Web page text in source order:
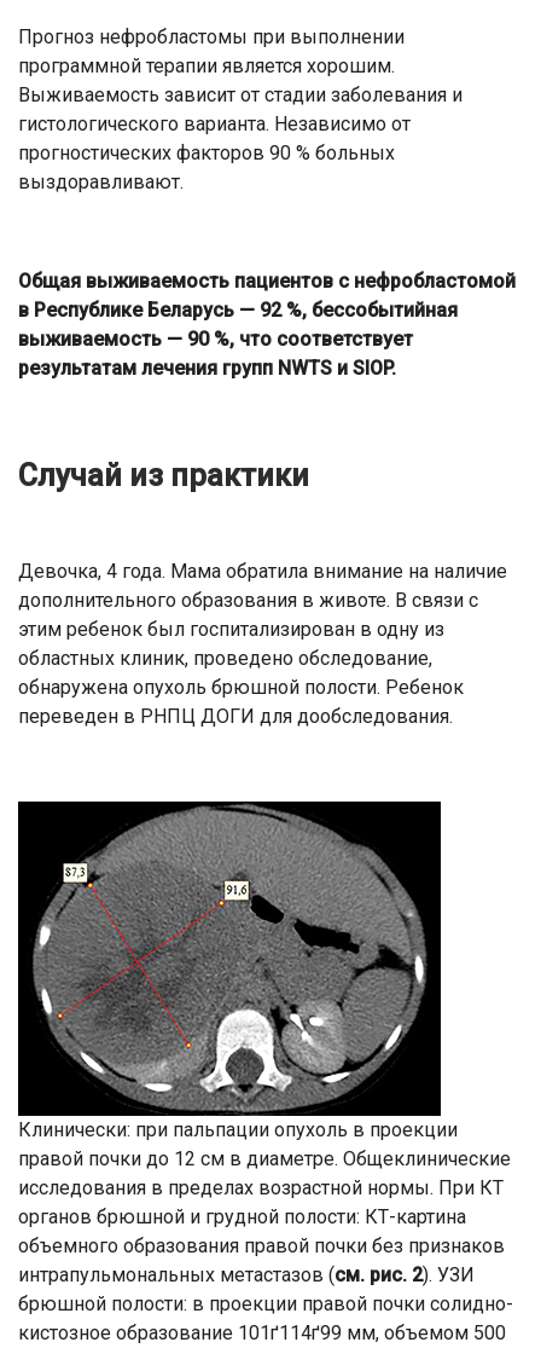
Прогноз нефробластомы при выполнении
программной терапии является хорошим.
Выживаемость зависит от стадии заболевания и
гистологического варианта. Независимо от
прогностических факторов 90 % больных
выздоравливают.
Общая выживаемость пациентов с нефробластомой
в Республике Беларусь — 92 %, бессобытийная
выживаемость — 90 %, что соответствует
результатам лечения групп NWTS и SIOP.
Случай из практики
Девочка, 4 года. Мама обратила внимание на наличие
дополнительного образования в животе. В связи с
этим ребенок был госпитализирован в одну из
областных клиник, проведено обследование,
обнаружена опухоль брюшной полости. Ребенок
переведен в РНПЦ ДОГИ для дообследования.
Клинически: при пальпации опухоль в проекции
правой почки до 12 см в диаметре. Общеклинические
исследования в пределах возрастной нормы. При КТ
органов брюшной и грудной полости: КТ-картина
объемного образования правой почки без признаков
интрапульмональных метастазов (см. рис. 2). УЗИ
брюшной полости: в проекции правой почки солидно-
кистозное образование 101ґ114ґ99 мм, объемом 500